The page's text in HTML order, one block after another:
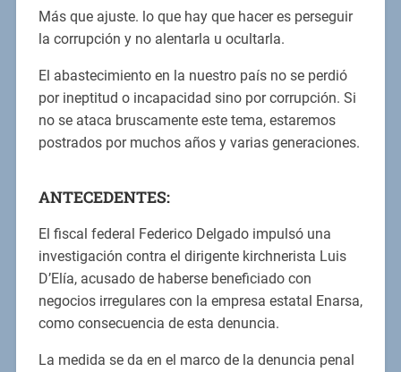
Más que ajuste. lo que hay que hacer es perseguir
la corrupción y no alentarla u ocultarla.
El abastecimiento en la nuestro país no se perdió
por ineptitud o incapacidad sino por corrupción. Si
no se ataca bruscamente este tema, estaremos
postrados por muchos años y varias generaciones.
ANTECEDENTES:
El fiscal federal Federico Delgado impulsó una
investigación contra el dirigente kirchnerista Luis
D’Elía, acusado de haberse beneficiado con
negocios irregulares con la empresa estatal Enarsa,
como consecuencia de esta denuncia.
La medida se da en el marco de la denuncia penal